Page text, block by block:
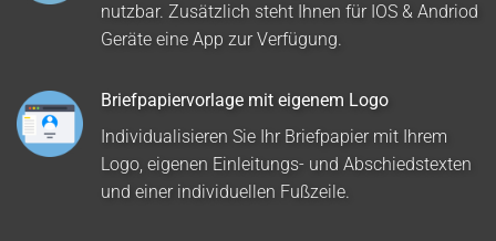
nutzbar. Zusätzlich steht Ihnen für IOS & Andriod
Geräte eine App zur Verfügung.
Briefpapiervorlage mit eigenem Logo
Individualisieren Sie Ihr Briefpapier mit Ihrem
Logo, eigenen Einleitungs- und Abschiedstexten
und einer individuellen Fußzeile.